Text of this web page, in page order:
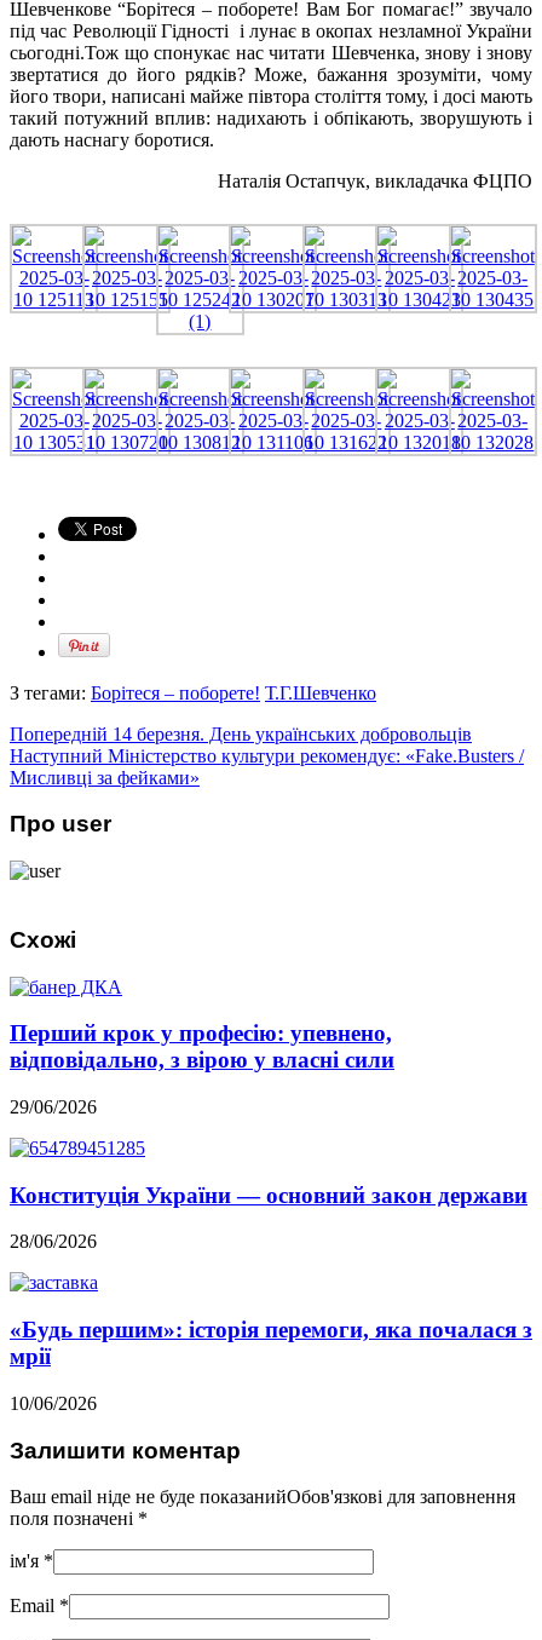
Шевченкове “Борітеся – поборете! Вам Бог помагає!” звучало
під час Революції Гідності і лунає в окопах незламної України
сьогодні.Тож що спонукає нас читати Шевченка, знову і знову
звертатися до його рядків? Може, бажання зрозуміти, чому
його твори, написані майже півтора століття тому, і досі мають
такий потужний вплив: надихають і обпікають, зворушують і
дають наснагу боротися.
Наталія Остапчук, викладачка ФЦПО
З тегами: Борітеся – поборете! Т.Г.Шевченко
Попередній 14 березня. День українських добровольців
Наступний Міністерство культури рекомендує: «Fake.Busters /
Мисливці за фейками»
Про user
Схожі
Перший крок у професію: упевнено,
відповідально, з вірою у власні сили
29/06/2026
Конституція України — основний закон держави
28/06/2026
«Будь першим»: історія перемоги, яка почалася з
мрії
10/06/2026
Залишити коментар
Ваш email ніде не буде показанийОбов'язкові для заповнення
поля позначені *
ім'я *
Email *